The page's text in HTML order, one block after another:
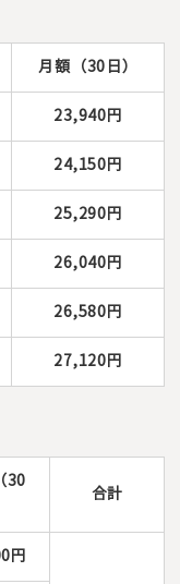
月額（30日）
23,940円
24,150円
25,290円
26,040円
26,580円
27,120円
30
合計
円